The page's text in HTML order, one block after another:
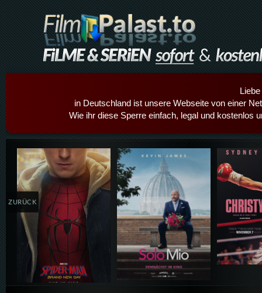
in Deutschland ist unsere Webseite von einer
Wie ihr diese Sperre einfach, legal und kostenlos
Details,Play Details,Play
ZURÜCK